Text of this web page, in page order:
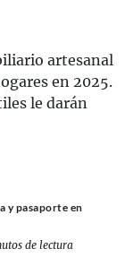
artesanal
en 2025.
le darán
y pasaporte en
de lectura